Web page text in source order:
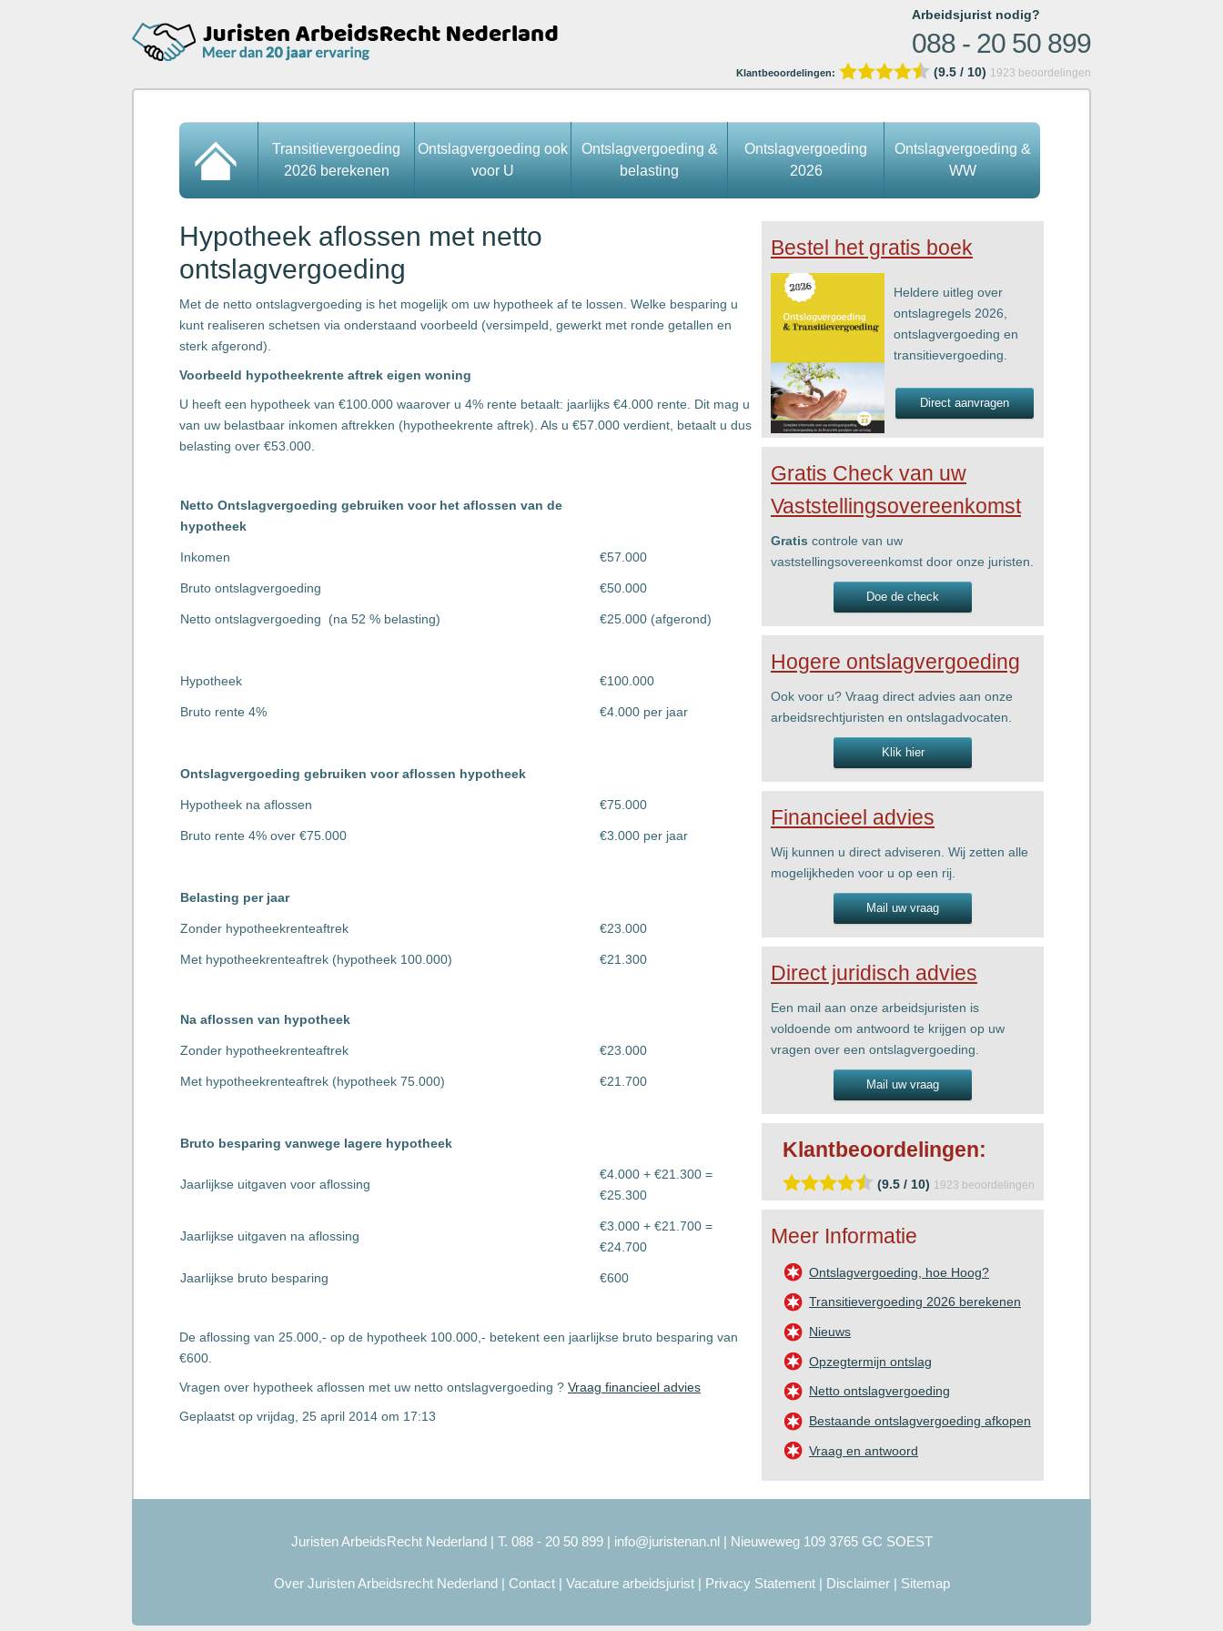
Arbeidsjurist nodig?
088 - 20 50 899
Klantbeoordelingen: (9.5 / 10) 1923 beoordelingen
Transitievergoeding
2026 berekenen
Ontslagvergoeding ook
voor U
Ontslagvergoeding &
belasting
Ontslagvergoeding
2026
Ontslagvergoeding &
WW
Hypotheek aflossen met netto
ontslagvergoeding
Met de netto ontslagvergoeding is het mogelijk om uw hypotheek af te lossen. Welke besparing u
kunt realiseren schetsen via onderstaand voorbeeld (versimpeld, gewerkt met ronde getallen en
sterk afgerond).
Voorbeeld hypotheekrente aftrek eigen woning
U heeft een hypotheek van €100.000 waarover u 4% rente betaalt: jaarlijks €4.000 rente. Dit mag u
van uw belastbaar inkomen aftrekken (hypotheekrente aftrek). Als u €57.000 verdient, betaalt u dus
belasting over €53.000.
Netto Ontslagvergoeding gebruiken voor het aflossen van de
hypotheek
Inkomen €57.000
Bruto ontslagvergoeding €50.000
Netto ontslagvergoeding (na 52 % belasting) €25.000 (afgerond)
Hypotheek €100.000
Bruto rente 4% €4.000 per jaar
Ontslagvergoeding gebruiken voor aflossen hypotheek
Hypotheek na aflossen €75.000
Bruto rente 4% over €75.000 €3.000 per jaar
Belasting per jaar
Zonder hypotheekrenteaftrek €23.000
Met hypotheekrenteaftrek (hypotheek 100.000) €21.300
Na aflossen van hypotheek
Zonder hypotheekrenteaftrek €23.000
Met hypotheekrenteaftrek (hypotheek 75.000) €21.700
Bruto besparing vanwege lagere hypotheek
Jaarlijkse uitgaven voor aflossing
€4.000 + €21.300 =
€25.300
Jaarlijkse uitgaven na aflossing
€3.000 + €21.700 =
€24.700
Jaarlijkse bruto besparing €600
De aflossing van 25.000,- op de hypotheek 100.000,- betekent een jaarlijkse bruto besparing van
€600.
Vragen over hypotheek aflossen met uw netto ontslagvergoeding ? Vraag financieel advies
Geplaatst op vrijdag, 25 april 2014 om 17:13
Bestel het gratis boek
Heldere uitleg over
ontslagregels 2026,
ontslagvergoeding en
transitievergoeding.
Direct aanvragen
Gratis Check van uw
Vaststellingsovereenkomst
Gratis controle van uw
vaststellingsovereenkomst door onze juristen.
Doe de check
Hogere ontslagvergoeding
Ook voor u? Vraag direct advies aan onze
arbeidsrechtjuristen en ontslagadvocaten.
Klik hier
Financieel advies
Wij kunnen u direct adviseren. Wij zetten alle
mogelijkheden voor u op een rij.
Mail uw vraag
Direct juridisch advies
Een mail aan onze arbeidsjuristen is
voldoende om antwoord te krijgen op uw
vragen over een ontslagvergoeding.
Mail uw vraag
Klantbeoordelingen:
(9.5 / 10) 1923 beoordelingen
Meer Informatie
Ontslagvergoeding, hoe Hoog?
Transitievergoeding 2026 berekenen
Nieuws
Opzegtermijn ontslag
Netto ontslagvergoeding
Bestaande ontslagvergoeding afkopen
Vraag en antwoord
Juristen ArbeidsRecht Nederland | T. 088 - 20 50 899 | info@juristenan.nl| Nieuweweg 109 3765 GC SOEST
Over Juristen Arbeidsrecht Nederland| Contact| Vacature arbeidsjurist| Privacy Statement| Disclaimer| Sitemap